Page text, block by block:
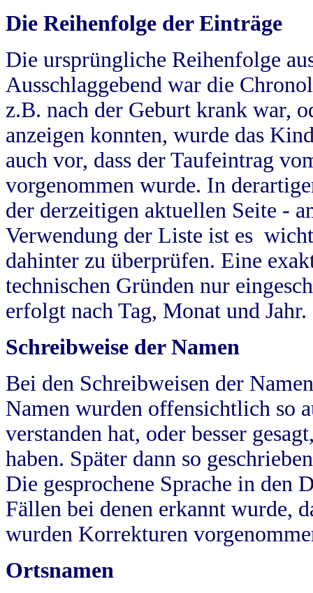
Die Reihenfolge der Einträge
Die ursprüngliche Reihenfolge
Ausschlaggebend war die
z.B. nach der Geburt krank war,
anzeigen konnten, wurde das
auch vor, dass der Taufeintrag
vorgenommen wurde. In
der derzeitigen aktuellen Seite -
Verwendung der Liste ist es
dahinter zu überprüfen. Eine
technischen Gründen nur
erfolgt nach Tag, Monat und Jahr.
Schreibweise der Namen
Bei den Schreibweisen der
Namen wurden offensichtlich so
verstanden hat, oder besser
haben. Später dann so
Die gesprochene Sprache in
Fällen bei denen erkannt wurde,
wurden Korrekturen
Ortsnamen